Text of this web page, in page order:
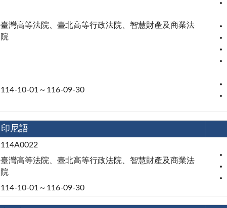
臺灣高等法院、臺北高等行政法院、智慧財產及商業法
院
114-10-01～116-09-30
印尼語
114A0022
臺灣高等法院、臺北高等行政法院、智慧財產及商業法
院
114-10-01～116-09-30